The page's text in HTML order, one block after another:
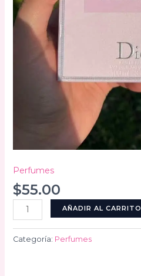
Perfumes
$55.00
Miss
Dior
cantidad
AÑADIR AL CARRITO
Categoría: Perfumes